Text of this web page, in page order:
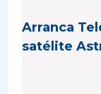
Arranca
satélite